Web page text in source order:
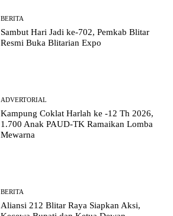
BERITA
Sambut Hari Jadi ke-702, Pemkab Blitar
Resmi Buka Blitarian Expo
ADVERTORIAL
Kampung Coklat Harlah ke -12 Th 2026,
1.700 Anak PAUD-TK Ramaikan Lomba
Mewarna
BERITA
Aliansi 212 Blitar Raya Siapkan Aksi,